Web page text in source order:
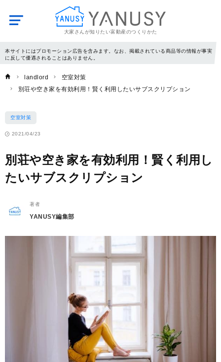
大家さんが知りたい富動産のつくりかた
YANUSY
本サイトにはプロモーション広告を含みます。なお、掲載されている商品等の情報が事実
に反して優遇されることはありません。
landlord
空室対策
別荘や空き家を有効利用！賢く利用したいサブスクリプション
空室対策
2021/04/23
別荘や空き家を有効利用！賢く利用し
たいサブスクリプション
著者
YANUSY編集部